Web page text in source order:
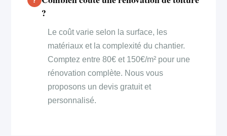
?
Le coût varie selon la surface, les
matériaux et la complexité du chantier.
Comptez entre 80€ et 150€/m² pour une
rénovation complète. Nous vous
proposons un devis gratuit et
personnalisé.